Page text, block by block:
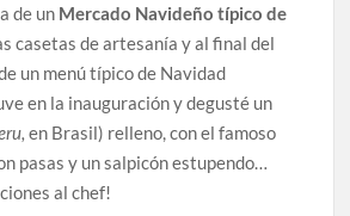
de un Mercado Navideño típico de
casetas de artesanía y al final del
un menú típico de Navidad
en la inauguración y degusté un
en Brasil) relleno, con el famoso
pasas y un salpicón estupendo…
al chef!